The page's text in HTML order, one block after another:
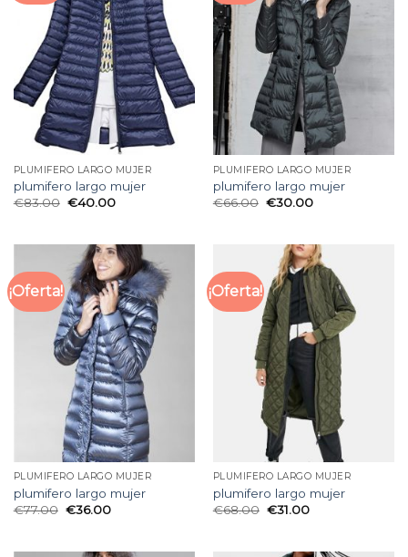
PLUMIFERO LARGO MUJER
plumifero largo mujer
€83.00 €40.00
PLUMIFERO LARGO MUJER
plumifero largo mujer
€66.00 €30.00
¡Oferta!
PLUMIFERO LARGO MUJER
plumifero largo mujer
€77.00 €36.00
¡Oferta!
PLUMIFERO LARGO MUJER
plumifero largo mujer
€68.00 €31.00